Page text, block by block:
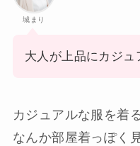
城まり
大人が上品にカジ
カジュアルな服を着
なんか部屋着っぽく